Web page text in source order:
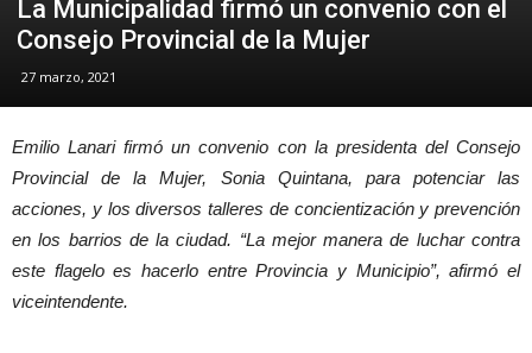
La Municipalidad firmó un convenio con el
Consejo Provincial de la Mujer
27 marzo, 2021
Emilio Lanari firmó un convenio con la presidenta del Consejo
Provincial de la Mujer, Sonia Quintana, para potenciar las
acciones, y los diversos talleres de concientización y prevención
en los barrios de la ciudad. “La mejor manera de luchar contra
este flagelo es hacerlo entre Provincia y Municipio”, afirmó el
viceintendente.